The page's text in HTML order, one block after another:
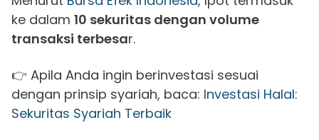
ke dalam 10 sekuritas dengan volume
transaksi terbesar.
👉 Apila Anda ingin berinvestasi sesuai
dengan prinsip syariah, baca: Investasi Halal:
Sekuritas Syariah Terbaik